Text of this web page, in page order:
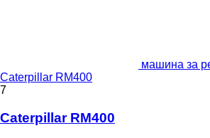
машина за
Caterpillar RM400
7
Caterpillar RM400